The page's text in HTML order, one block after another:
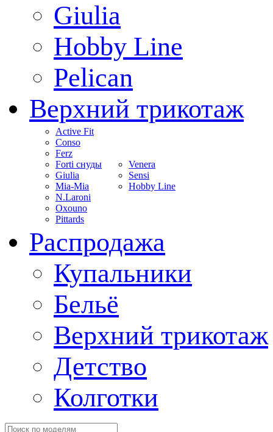
Giulia
Hobby Line
Pelican
Верхний трикотаж
Active Fit
Conso
Ferz
Forti снуды
Giulia
Mia-Mia
N.Laroni
Oxouno
Pittards
Venera
Sensi
Hobby Line
Распродажа
Купальники
Бельё
Верхний трикотаж
Детство
Колготки